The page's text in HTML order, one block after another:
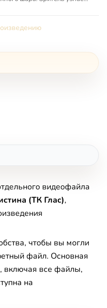
видеофайла
(ТК Глас),
чтобы вы могли
файл. Основная
включая все файлы,
на